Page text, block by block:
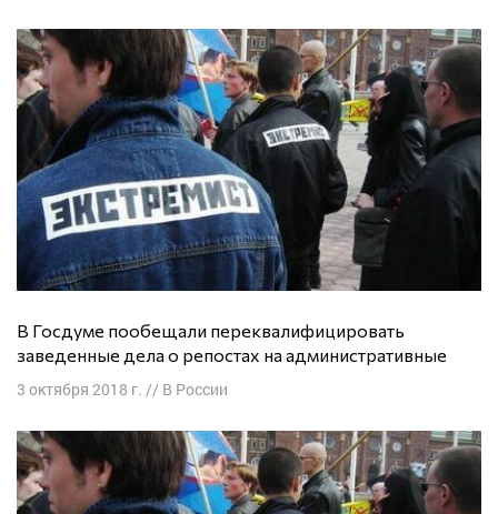
В Госдуме пообещали переквалифицировать
заведенные дела о репостах на административные
3 октября 2018 г. // В России